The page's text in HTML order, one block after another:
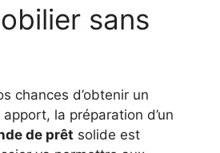
sans
chances d’obtenir un
la préparation d’un
de prêt solide est